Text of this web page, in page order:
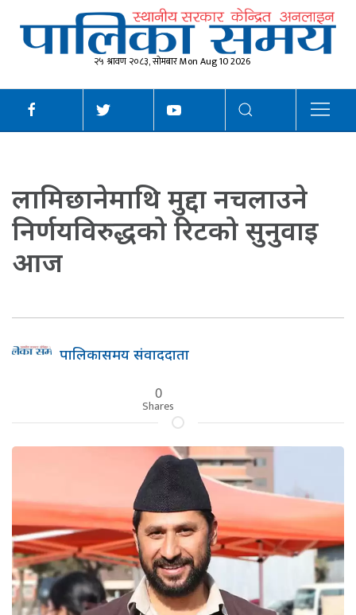
२५ श्रावण २०८३, सोमबार Mon Aug 10 2026
लामिछानेमाथि मुद्दा नचलाउने
निर्णयविरुद्धको रिटको सुनुवाइ
आज
पालिकासमय संवाददाता
0
Shares